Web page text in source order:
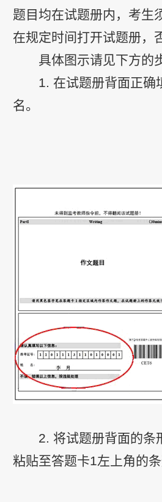
题目均在试题册内，考生
在规定时间打开试题册，
具体图示请见下方的步
1. 在试题册背面正确
名。
2. 将试题册背面的条
粘贴至答题卡1左上角的条